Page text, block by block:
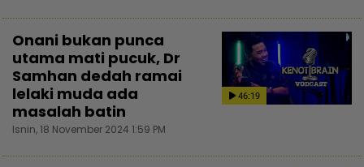
46:19
Onani bukan punca
utama mati pucuk, Dr
Samhan dedah ramai
lelaki muda ada
masalah batin
Isnin, 18 November 2024 1:59 PM